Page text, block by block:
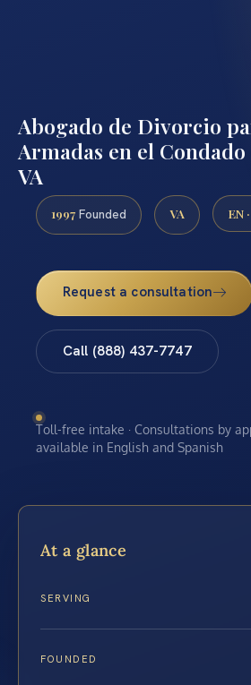
Abogado de Divorcio
Armadas en el
VA
1997 Founded VA EN
Request a consultation
Call (888) 437-7747
Toll-free intake · Consultations by
available in English and Spanish
At a glance
SERVING
FOUNDED